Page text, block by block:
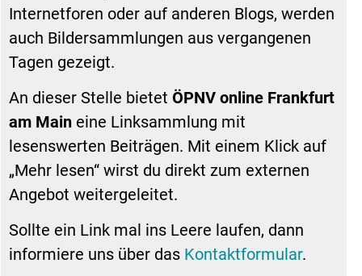
Internetforen oder auf anderen Blogs, werden
auch Bildersammlungen aus vergangenen
Tagen gezeigt.
An dieser Stelle bietetÖPNV online Frankfurt
am Main eine Linksammlung mit
lesenswerten Beiträgen. Mit einem Klick auf
„Mehr lesen“ wirst du direkt zum externen
Angebot weitergeleitet.
Sollte ein Link mal ins Leere laufen, dann
informiere uns über das Kontaktformular.